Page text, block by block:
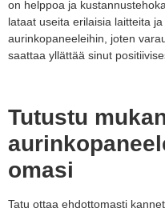
on helppoa ja
lataat useita erilaisia laitteita
aurinkopaneeleihin, joten
saattaa yllättää sinut
Tutustu
omasi
Tatu ottaa ehdottomasti